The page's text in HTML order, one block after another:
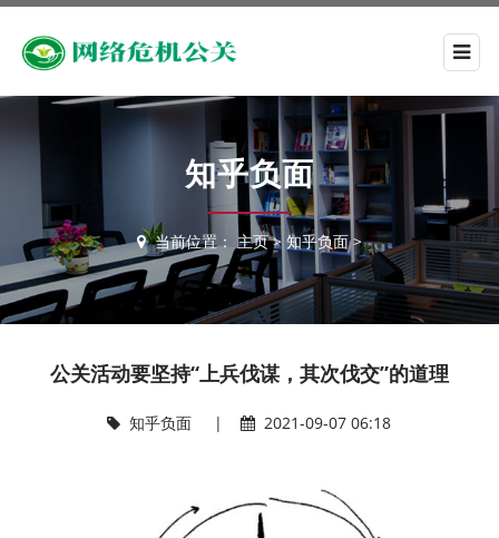
知乎负面
当前位置： 主页> 知乎负面>
公关活动要坚持“上兵伐谋，其次伐交”的道理
知乎负面 | 2021-09-07 06:18